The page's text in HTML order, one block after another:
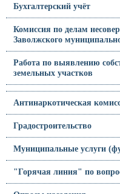
Бухгалтерский учёт
Комиссия по делам
Заволжского
Работа по выявлению
земельных участков
Антинаркотическая
Градостроительство
Муниципальные услуги
"Горячая линия" по